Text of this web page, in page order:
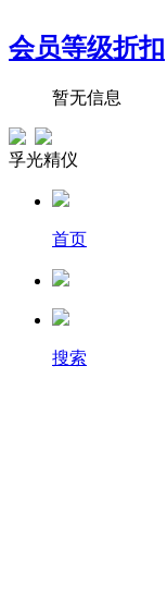
会员等级折扣
暂无信息
孚光精仪
首页
搜索